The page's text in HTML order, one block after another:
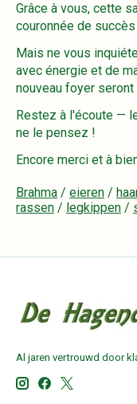
Grâce à vous, cette
couronnée de
Mais ne vous
avec énergie et de
nouveau foyer
Restez à l'écoute —
ne le pensez !
Encore merci et à
Brahma / eieren /
rassen / legkippen /
Al jaren vertrouwd door